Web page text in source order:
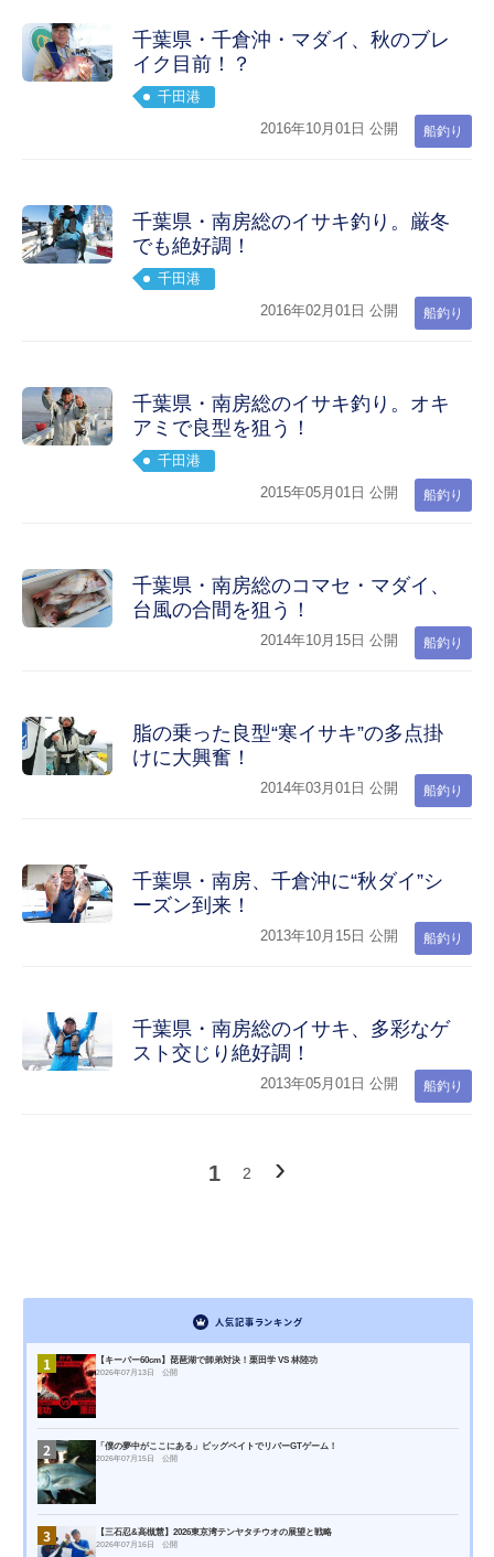
千葉県・千倉沖・マダイ、秋のブレ
イク目前！？
千田港
船釣り
2016年10月01日 公開
千葉県・南房総のイサキ釣り。厳冬
でも絶好調！
千田港
船釣り
2016年02月01日 公開
千葉県・南房総のイサキ釣り。オキ
アミで良型を狙う！
千田港
船釣り
2015年05月01日 公開
千葉県・南房総のコマセ・マダイ、
台風の合間を狙う！
船釣り
2014年10月15日 公開
脂の乗った良型“寒イサキ”の多点掛
けに大興奮！
船釣り
2014年03月01日 公開
千葉県・南房、千倉沖に“秋ダイ”シ
ーズン到来！
船釣り
2013年10月15日 公開
千葉県・南房総のイサキ、多彩なゲ
スト交じり絶好調！
船釣り
2013年05月01日 公開
1 2 ›次
へ
人気記事ランキング
1 【キーパー60cm】琵琶湖で師弟対決！栗田学 VS 林陸功
2026年07月13日 公開
2 「僕の夢中がここにある」ビッグベイトでリバーGTゲーム！
2026年07月15日 公開
3 【三石忍&高槻慧】2026東京湾テンヤタチウオの展望と戦略
2026年07月16日 公開